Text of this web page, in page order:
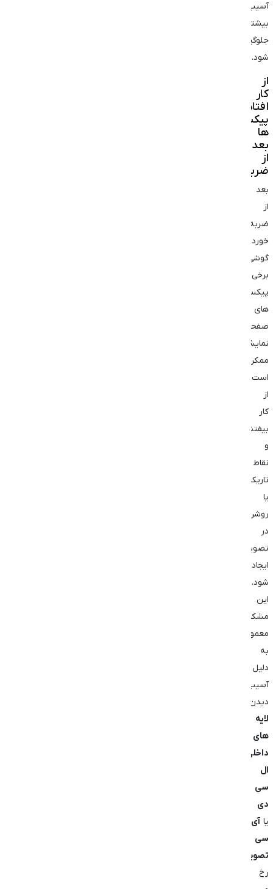
آسیب
بیشتر
جلوگیری
شود.
از
کار
افتادن
پیکسل
‌ها
بعد
از
ضربه
بعد
از
ضربه
خوردن
گوشی،
برخی
پیکسل
‌های
صفحه
‌نمایش
ممکن
است
از
کار
بیفتند
و
نقاط
تاریک
یا
روشن
در
تصویر
ایجاد
شود.
این
مشکل
معمولاً
به
دلیل
آسیب
دیدن
لایه
‌های
داخلی
ال
‌سی
‌دی
یا آی
‌سی
تصویر
رخ